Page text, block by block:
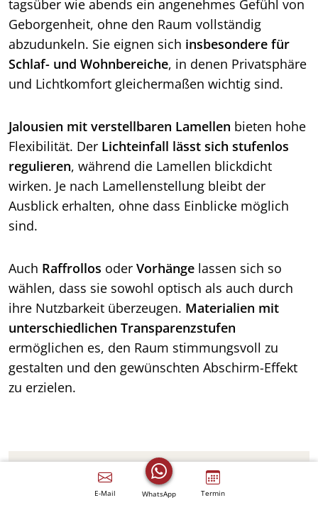
tagsüber wie abends ein angenehmes Gefühl von
Geborgenheit, ohne den Raum vollständig
abzudunkeln. Sie eignen sich insbesondere für
Schlaf- und Wohnbereiche, in denen Privatsphäre
und Lichtkomfort gleichermaßen wichtig sind.
Jalousien mit verstellbaren Lamellen bieten hohe
Flexibilität. Der Lichteinfall lässt sich stufenlos
regulieren, während die Lamellen blickdicht
wirken. Je nach Lamellenstellung bleibt der
Ausblick erhalten, ohne dass Einblicke möglich
sind.
Auch Raffrollos oder Vorhänge lassen sich so
wählen, dass sie sowohl optisch als auch durch
ihre Nutzbarkeit überzeugen. Materialien mit
unterschiedlichen Transparenzstufen
ermöglichen es, den Raum stimmungsvoll zu
gestalten und den gewünschten Abschirm-Effekt
zu erzielen.
Gute Gründe für cleveren
Sichtschutz
E-Mail WhatsApp Termin